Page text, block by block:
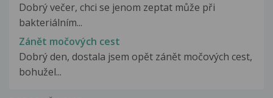
Dobrý večer, chci se jenom zeptat může při
bakteriálním...
Zánět močových cest
Dobrý den, dostala jsem opět zánět močových cest,
bohužel...